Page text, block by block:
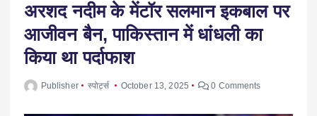
अरशद नदीम के मेंटॉर सलमान इकबाल पर
आजीवन बैन, पाकिस्तान में धांधली का
किया था पर्दाफाश
Publisher स्पोर्ट्स October 13, 2025 0 Comments